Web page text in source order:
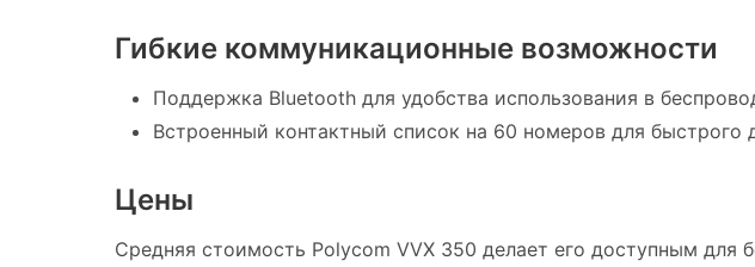
Гибкие коммуникационные возможности
Поддержка Bluetooth для удобства использования в
Встроенный контактный список на 60 номеров для быстрого
Цены
Средняя стоимость Polycom VVX 350 делает его доступным для